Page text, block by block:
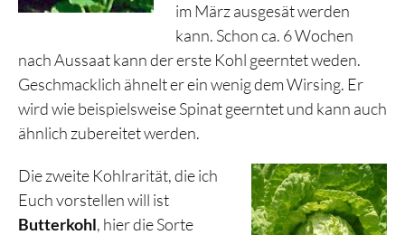
im März ausgesät werden
kann. Schon ca. 6 Wochen
nach Aussaat kann der erste Kohl geerntet weden.
Geschmacklich ähnelt er ein wenig dem Wirsing. Er
wird wie beispielsweise Spinat geerntet und kann auch
ähnlich zubereitet werden.
Die zweite Kohlrarität, die ich
Euch vorstellen will ist
Butterkohl, hier die Sorte